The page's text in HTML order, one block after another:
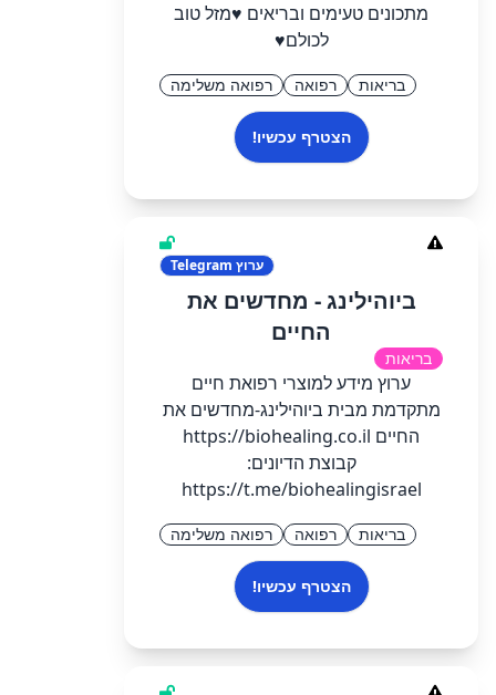
מתכונים טעימים ובריאים ♥️מזל טוב
לכולם♥️
בריאות רפואה רפואה משלימה
הצטרף עכשיו!
ערוץ
ביוהילינג - מחדשים את
החיים
בריאות
ערוץ מידע למוצרי רפואת חיים
מתקדמת מבית ביוהילינג-מחדשים את
החיים https://biohealing.co.il
קבוצת הדיונים:
https://t.me/biohealingisrael
בריאות רפואה רפואה משלימה
הצטרף עכשיו!